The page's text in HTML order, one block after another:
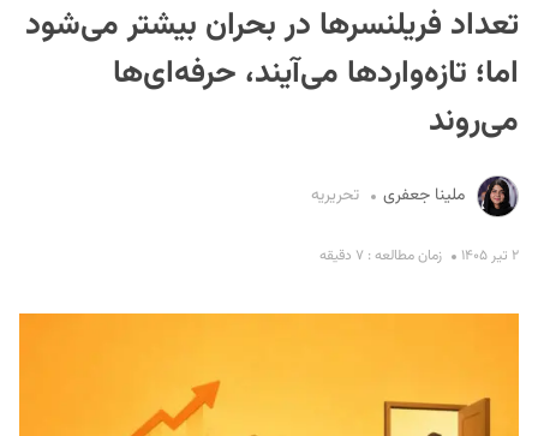
تعداد فریلنسرها در بحران بیشتر می‌شود
اما؛ تازه‌واردها می‌آیند، حرفه‌ای‌ها
می‌روند
ملینا جعفری تحریریه
۲ تیر ۱۴۰۵ زمان مطالعه : ۷ دقیقه